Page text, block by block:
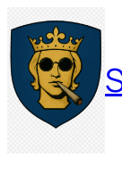
Hoppa
till
innehåll